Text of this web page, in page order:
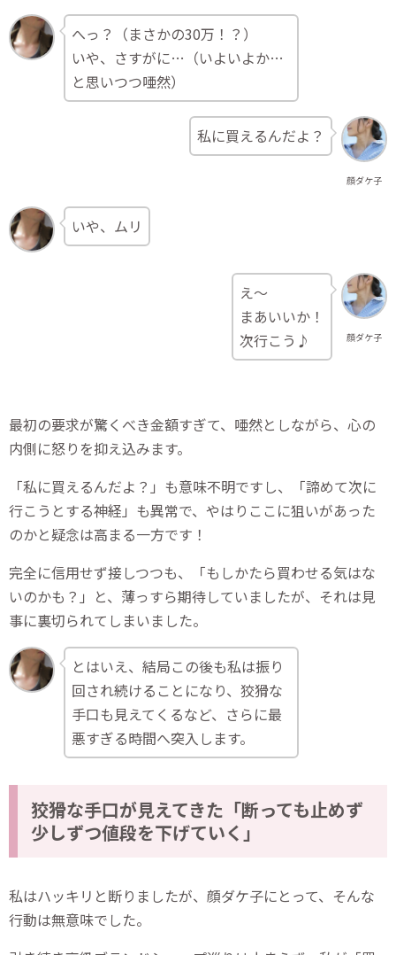
へっ？（まさかの30万！？）
いや、さすがに…（いよいよか…
と思いつつ唖然）
顔ダケ子
私に買えるんだよ？
いや、ムリ
顔ダケ子
え～
まあいいか！
次行こう♪
最初の要求が驚くべき金額すぎて、唖然としながら、心の
内側に怒りを抑え込みます。
「私に買えるんだよ？」も意味不明ですし、「諦めて次に
行こうとする神経」も異常で、やはりここに狙いがあった
のかと疑念は高まる一方です！
完全に信用せず接しつつも、「もしかたら買わせる気はな
いのかも？」と、薄っすら期待していましたが、それは見
事に裏切られてしまいました。
とはいえ、結局この後も私は振り
回され続けることになり、狡猾な
手口も見えてくるなど、さらに最
悪すぎる時間へ突入します。
狡猾な手口が見えてきた「断っても止めず
少しずつ値段を下げていく」
私はハッキリと断りましたが、顔ダケ子にとって、そんな
行動は無意味でした。